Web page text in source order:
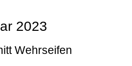
2023
Wehrseifen